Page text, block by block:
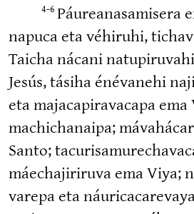
4-6 Páureana­sa­misera
napuca eta véhiruhi,
Taicha nácani
Jesús, tásiha énévanehi
eta majaca­pi­ra­vacapa ema
machichanaipa;
Santo;
máechaji­riruva ema Viya;
varepa eta